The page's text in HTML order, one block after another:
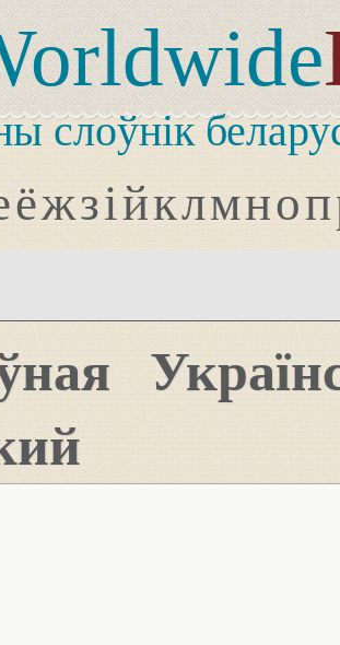
слоўнік
ёжзійклмноп